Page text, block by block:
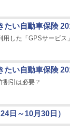
たい自動車保険
用した「GPSサービス
たい自動車保険
割引は必要？
日～10月30日）